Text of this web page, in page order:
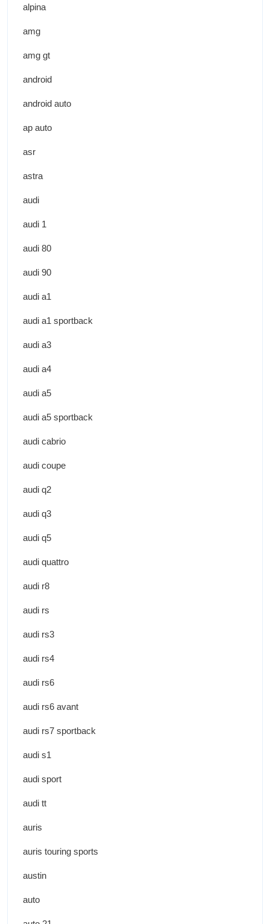
alpina
amg
amg gt
android
android auto
ap auto
asr
astra
audi
audi 1
audi 80
audi 90
audi a1
audi a1 sportback
audi a3
audi a4
audi a5
audi a5 sportback
audi cabrio
audi coupe
audi q2
audi q3
audi q5
audi quattro
audi r8
audi rs
audi rs3
audi rs4
audi rs6
audi rs6 avant
audi rs7 sportback
audi s1
audi sport
audi tt
auris
auris touring sports
austin
auto